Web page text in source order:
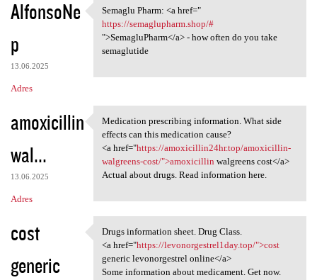
AlfonsoNe
p
13.06.2025
Adres
Semaglu Pharm: <a href="
Semaglu Pharm: <a href="
https://semaglupharm.shop/#
">SemagluPharm</a> - how often do you take
semaglutide
amoxicillin
wal...
13.06.2025
Adres
Medication prescribing
Medication prescribing information. What side
effects can this medication cause?
<a href="https://amoxicillin24hr.top/amoxicillin-
walgreens-cost/">amoxicillin walgreens cost</a>
Actual about drugs. Read information here.
cost
generic
Drugs information sheet. Drug
Drugs information sheet. Drug Class.
<a href="https://levonorgestrel1day.top/">cost
generic levonorgestrel online</a>
Some information about medicament. Get now.